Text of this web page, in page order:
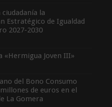
ciudadanía la
Estratégico de Igualdad
2027-2030
«Hermigua Joven III»
del Bono Consumo
de euros en el
La Gomera